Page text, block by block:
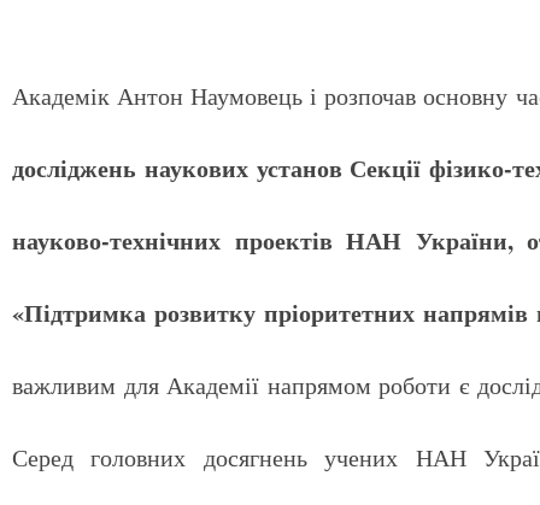
Академік Антон Наумовець і розпочав основну
досліджень наукових установ Секції
науково-технічних проектів НАН
«Підтримка розвитку пріоритетних напрямів
важливим для Академії напрямом роботи є
Серед головних досягнень учених НАН